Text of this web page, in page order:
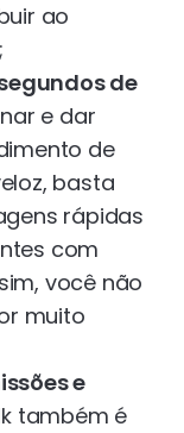
ao
de
e dar
de
basta
rápidas
com
você não
muito
e
também é